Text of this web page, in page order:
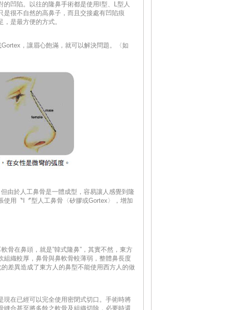
凹陷。以往的隆鼻手術都是使用I型、L型人
很不自然的高鼻子，而且交接處有凹陷痕
是最方便的方式。
，讓眉心飽滿，就可以解決問題。〈如
由於人工鼻骨是一體成型，容易讓人感覺到隆
用〝I〞型人工鼻骨〈矽膠或Gortex〉，增加
骨在鼻頭，就是”韓式隆鼻”，其實不然，東方
組織較厚，鼻骨與鼻軟骨較薄弱，整體鼻長度
差異造成了東方人的鼻型不能使用西方人的做
在已經可以完全使用密閉式切口。手術時將
合甚至將多餘之軟骨及組織切除，必要時還